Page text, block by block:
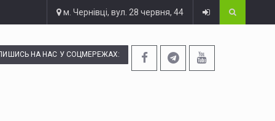
м. Чернівці, вул. 28 червня, 44
НА НАС У СОЦМЕРЕЖАХ: